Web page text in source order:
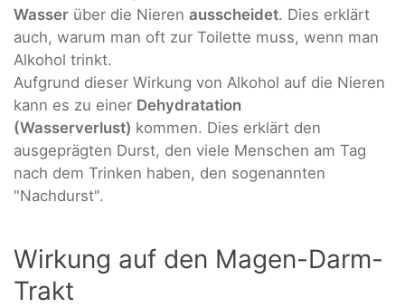
Wasser über die Nieren ausscheidet. Dies erklärt
auch, warum man oft zur Toilette muss, wenn man
Alkohol trinkt.
Aufgrund dieser Wirkung von Alkohol auf die Nieren
kann es zu einer Dehydratation
(Wasserverlust) kommen. Dies erklärt den
ausgeprägten Durst, den viele Menschen am Tag
nach dem Trinken haben, den sogenannten
"Nachdurst".
Wirkung auf den Magen-Darm-
Trakt